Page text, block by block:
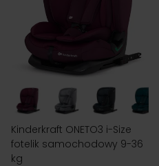
Kinderkraft ONETO3 i-Size
fotelik samochodowy 9-36
kg